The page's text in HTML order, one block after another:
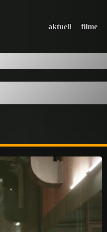
aktuell filme